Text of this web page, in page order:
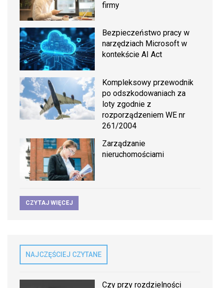
firmy
Bezpieczeństwo pracy w
narzędziach Microsoft w
kontekście AI Act
Kompleksowy przewodnik
po odszkodowaniach za
loty zgodnie z
rozporządzeniem WE nr
261/2004
Zarządzanie
nieruchomościami
CZYTAJ WIĘCEJ
NAJCZĘŚCIEJ CZYTANE
Czy przy rozdzielności